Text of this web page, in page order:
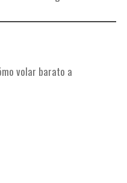
volar barato a